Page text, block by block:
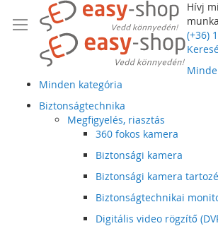
Hívj
(+36)
Minden kategória
Biztonságtechnika
Megfigyelés, riasztás
360 fokos kamera
Biztonsági kamera
Biztonsági kamera
Biztonságtechnikai
Digitális video rögzítő